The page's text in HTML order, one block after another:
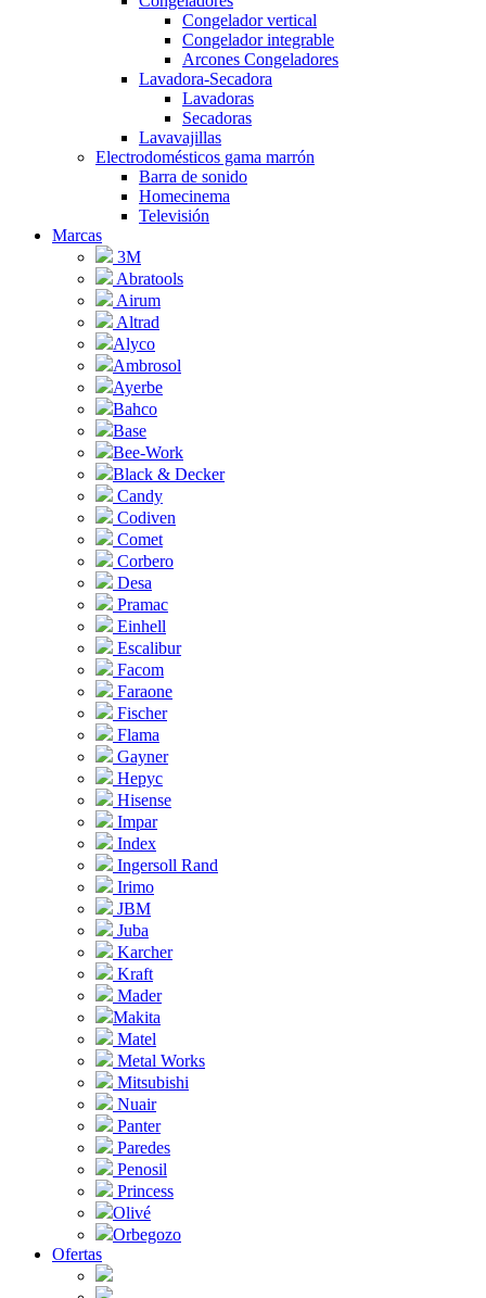
Congelador vertical
Congelador integrable
Arcones Congeladores
Lavadora-Secadora
Lavadoras
Secadoras
Lavavajillas
Electrodomésticos gama marrón
Barra de sonido
Homecinema
Televisión
Marcas
3M
Abratools
Airum
Altrad
Alyco
Ambrosol
Ayerbe
Bahco
Base
Bee-Work
Black & Decker
Candy
Codiven
Comet
Corbero
Desa
Pramac
Einhell
Escalibur
Facom
Faraone
Fischer
Flama
Gayner
Hepyc
Hisense
Impar
Index
Ingersoll Rand
Irimo
JBM
Juba
Karcher
Kraft
Mader
Makita
Matel
Metal Works
Mitsubishi
Nuair
Panter
Paredes
Penosil
Princess
Olivé
Orbegozo
Ofertas